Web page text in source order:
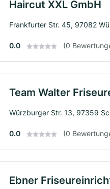
Haircut XXL GmbH
Frankfurter Str. 45, 97082
0.0 (0
Team Walter
Würzburger Str. 13, 97359
0.0 (0
Ebner